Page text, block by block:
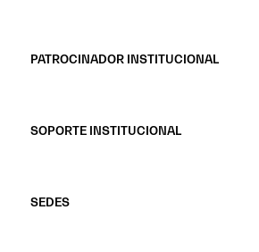
PATROCINADOR INSTITUCIONAL
SOPORTE INSTITUCIONAL
SEDES